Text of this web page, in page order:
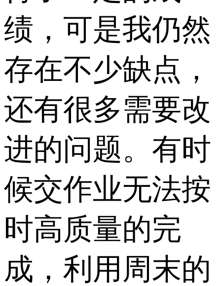
绩，可是我仍然
存在不少缺点，
还有很多需要改
进的问题。有时
候交作业无法按
时高质量的完
成，利用周末的